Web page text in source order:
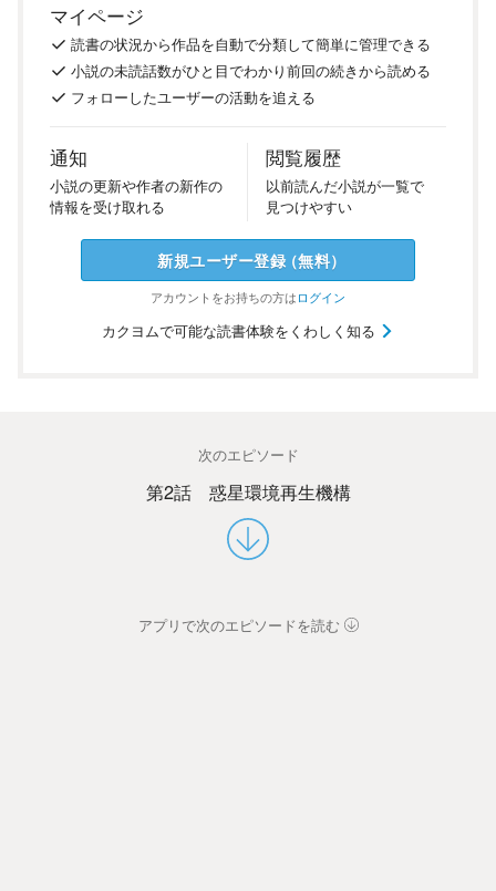
マイページ
読書の状況から作品を自動で分類して簡単に管理できる
小説の未読話数がひと目でわかり前回の続きから読める
フォローしたユーザーの活動を追える
通知
小説の更新や作者の新作の
情報を受け取れる
閲覧履歴
以前読んだ小説が一覧で
見つけやすい
新規ユーザー登録（無料）
アカウントをお持ちの方はログイン
カクヨムで可能な読書体験をくわしく知る
次のエピソード
第2話 惑星環境再生機構
アプリで次のエピソードを読む